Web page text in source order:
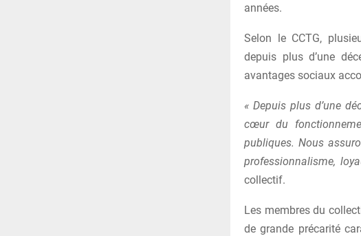
années.
Selon le CCTG,
depuis plus d’une
avantages sociaux
« Depuis plus d’une
cœur du
publiques. Nous
professionnalisme,
collectif.
Les membres du
de grande précarité